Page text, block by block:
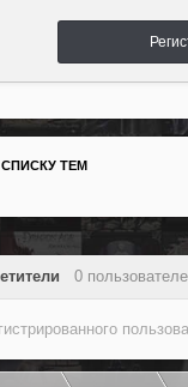
ТЕМ
0